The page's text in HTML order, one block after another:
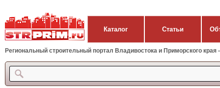
Каталог Статьи
Региональный строительный портал Владивостока и Приморского края